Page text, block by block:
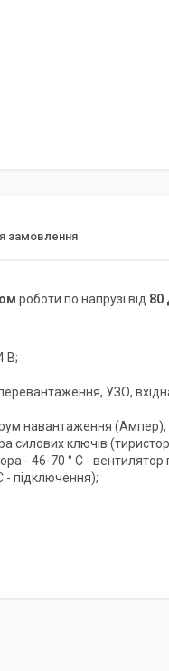
замовлення
роботи по напрузі від 80
В;
УЗО,
навантаження
ключів
- 46-70 ° C -
- підключення);